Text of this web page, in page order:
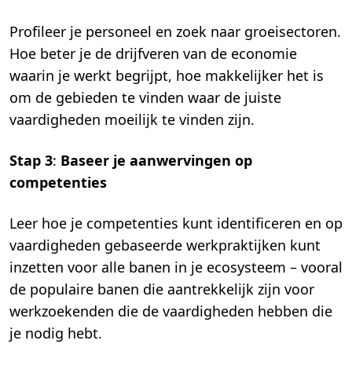
Profileer je personeel en zoek naar groeisectoren.
Hoe beter je de drijfveren van de economie
waarin je werkt begrijpt, hoe makkelijker het is
om de gebieden te vinden waar de juiste
vaardigheden moeilijk te vinden zijn.
Stap 3: Baseer je aanwervingen op
competenties
Leer hoe je competenties kunt identificeren en op
vaardigheden gebaseerde werkpraktijken kunt
inzetten voor alle banen in je ecosysteem – vooral
de populaire banen die aantrekkelijk zijn voor
werkzoekenden die de vaardigheden hebben die
je nodig hebt.